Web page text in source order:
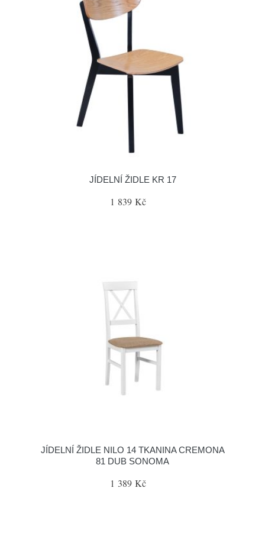
JÍDELNÍ ŽIDLE KR 17
1 839 Kč
JÍDELNÍ ŽIDLE NILO 14 TKANINA CREMONA
81 DUB SONOMA
1 389 Kč